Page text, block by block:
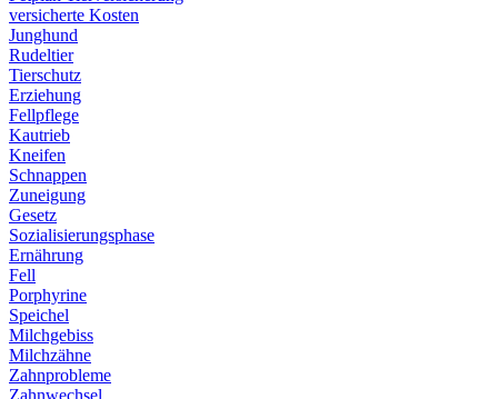
versicherte Kosten
Junghund
Rudeltier
Tierschutz
Erziehung
Fellpflege
Kautrieb
Kneifen
Schnappen
Zuneigung
Gesetz
Sozialisierungsphase
Ernährung
Fell
Porphyrine
Speichel
Milchgebiss
Milchzähne
Zahnprobleme
Zahnwechsel